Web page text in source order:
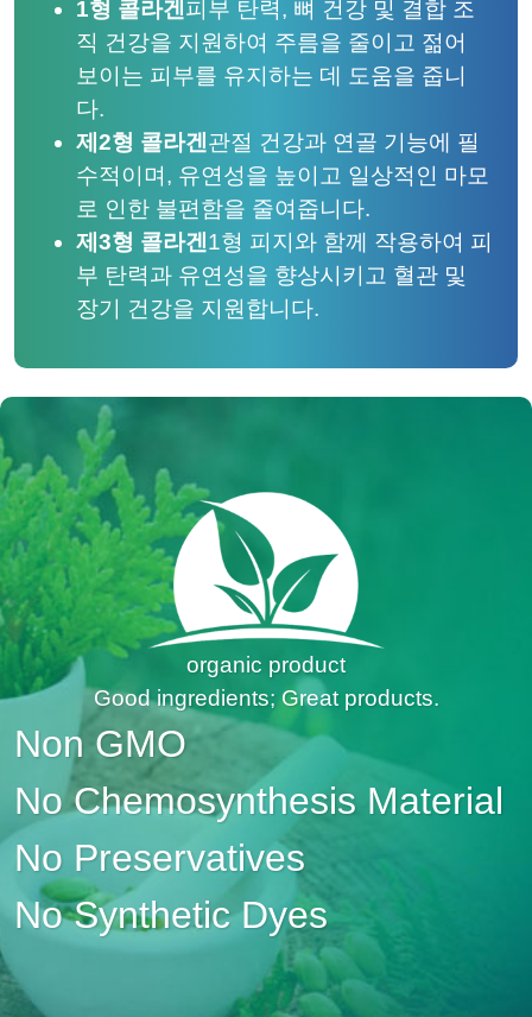
1형 콜라겐 피부 탄력, 뼈 건강 및 결합 조
직 건강을 지원하여 주름을 줄이고 젊어
보이는 피부를 유지하는 데 도움을 줍니
다.
제2형 콜라겐 관절 건강과 연골 기능에 필
수적이며, 유연성을 높이고 일상적인 마모
로 인한 불편함을 줄여줍니다.
제3형 콜라겐 1형 피지와 함께 작용하여 피
부 탄력과 유연성을 향상시키고 혈관 및
장기 건강을 지원합니다.
organic product
Good ingredients; Great products.
Non GMO
No Chemosynthesis Material
No Preservatives
No Synthetic Dyes